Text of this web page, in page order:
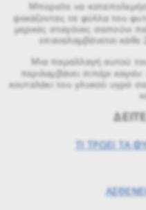
Μπορείτε να
ψεκάζοντας τα φύλλα του
μερικές σταγόνες σαπούνι
επαναλαμβάνεται κάθε
Μια παραλλαγή αυτού
περιλαμβάνει πιπέρι
κουταλάκι του γλυκού υγρό
ΤΙ ΤΡΩΕΙ ΤΑ